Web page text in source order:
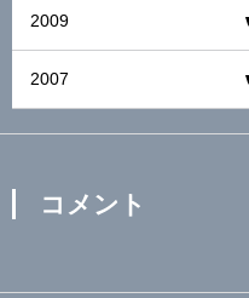
2009
2007
コメント